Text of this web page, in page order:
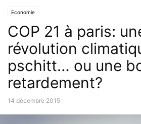
Economie
COP 21 à paris:
révolution
pschitt… ou une
retardement?
14 décembre 2015